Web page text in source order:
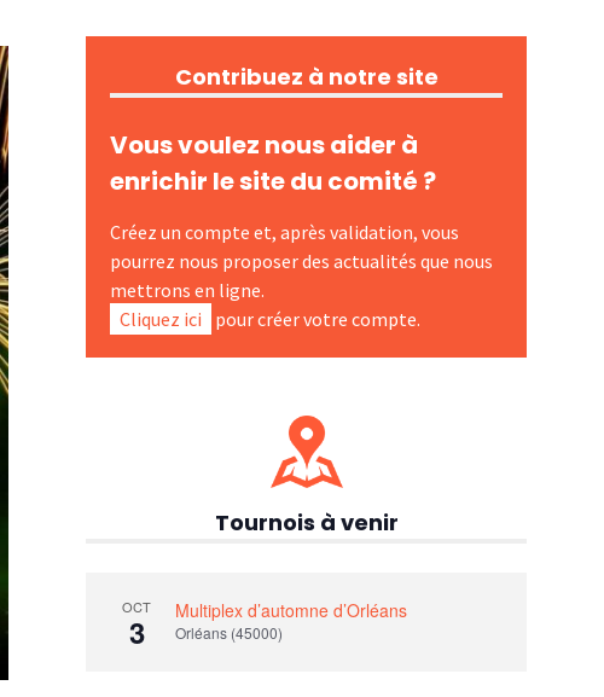
Contribuez à notre site
Vous voulez nous aider à
enrichir le site du comité ?
Créez un compte et, après validation, vous
pourrez nous proposer des actualités que nous
mettrons en ligne.
Cliquez ici
pour créer votre compte.
Tournois à venir
OCT
3
Multiplex d’automne d’Orléans
Orléans (45000)